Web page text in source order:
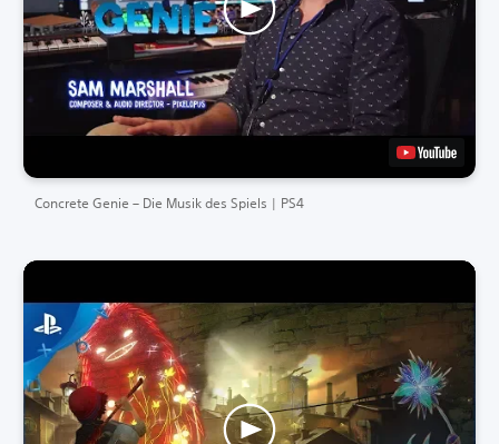
Concrete Genie – Die Musik des Spiels | PS4